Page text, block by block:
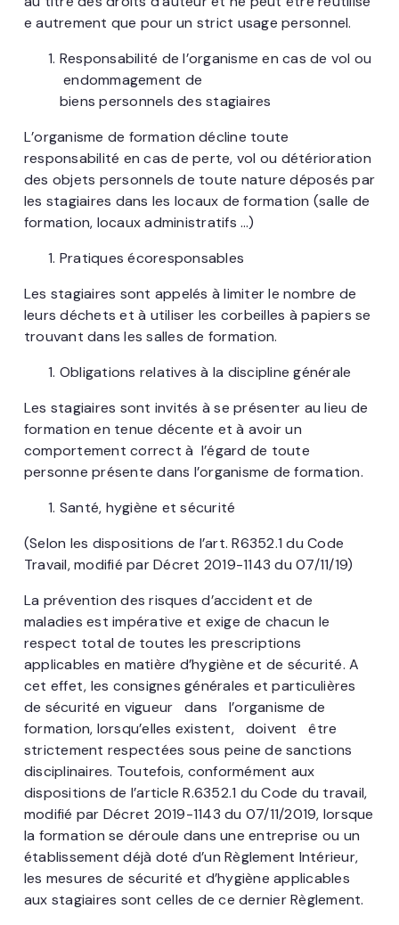
e autrement que pour un strict usage personnel.
Responsabilité de l’organisme en cas de vol ou
endommagement de
biens personnels des stagiaires
L’organisme de formation décline toute
responsabilité en cas de perte, vol ou détérioration
des objets personnels de toute nature déposés par
les stagiaires dans les locaux de formation (salle de
formation, locaux administratifs …)
Pratiques écoresponsables
Les stagiaires sont appelés à limiter le nombre de
leurs déchets et à utiliser les corbeilles à papiers se
trouvant dans les salles de formation.
Obligations relatives à la discipline générale
Les stagiaires sont invités à se présenter au lieu de
formation en tenue décente et à avoir un
comportement correct à l’égard de toute
personne présente dans l’organisme de formation.
Santé, hygiène et sécurité
(Selon les dispositions de l’art. R6352.1 du Code
Travail, modifié par Décret 2019-1143 du 07/11/19)
La prévention des risques d’accident et de
maladies est impérative et exige de chacun le
respect total de toutes les prescriptions
applicables en matière d’hygiène et de sécurité. A
cet effet, les consignes générales et particulières
de sécurité en vigueur dans l’organisme de
formation, lorsqu’elles existent, doivent être
strictement respectées sous peine de sanctions
disciplinaires. Toutefois, conformément aux
dispositions de l’article R.6352.1 du Code du travail,
modifié par Décret 2019-1143 du 07/11/2019, lorsque
la formation se déroule dans une entreprise ou un
établissement déjà doté d’un Règlement Intérieur,
les mesures de sécurité et d’hygiène applicables
aux stagiaires sont celles de ce dernier Règlement.